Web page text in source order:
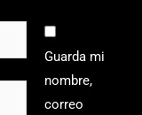
Guarda mi
nombre,
correo